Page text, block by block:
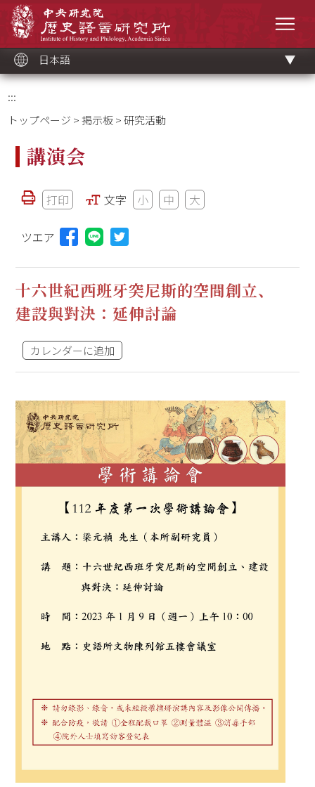
ッ
ク
日本語
:::
トップページ >掲示板> 研究活動
講演会
打印 文字 小 中 大
ツエア Lineに投稿する(新しいウィンドウを開く)
十六世紀西班牙突尼斯的空間創立、
建設與對決：延伸討論
カレンダーに追加